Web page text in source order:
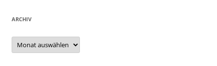
ARCHIV
Archiv